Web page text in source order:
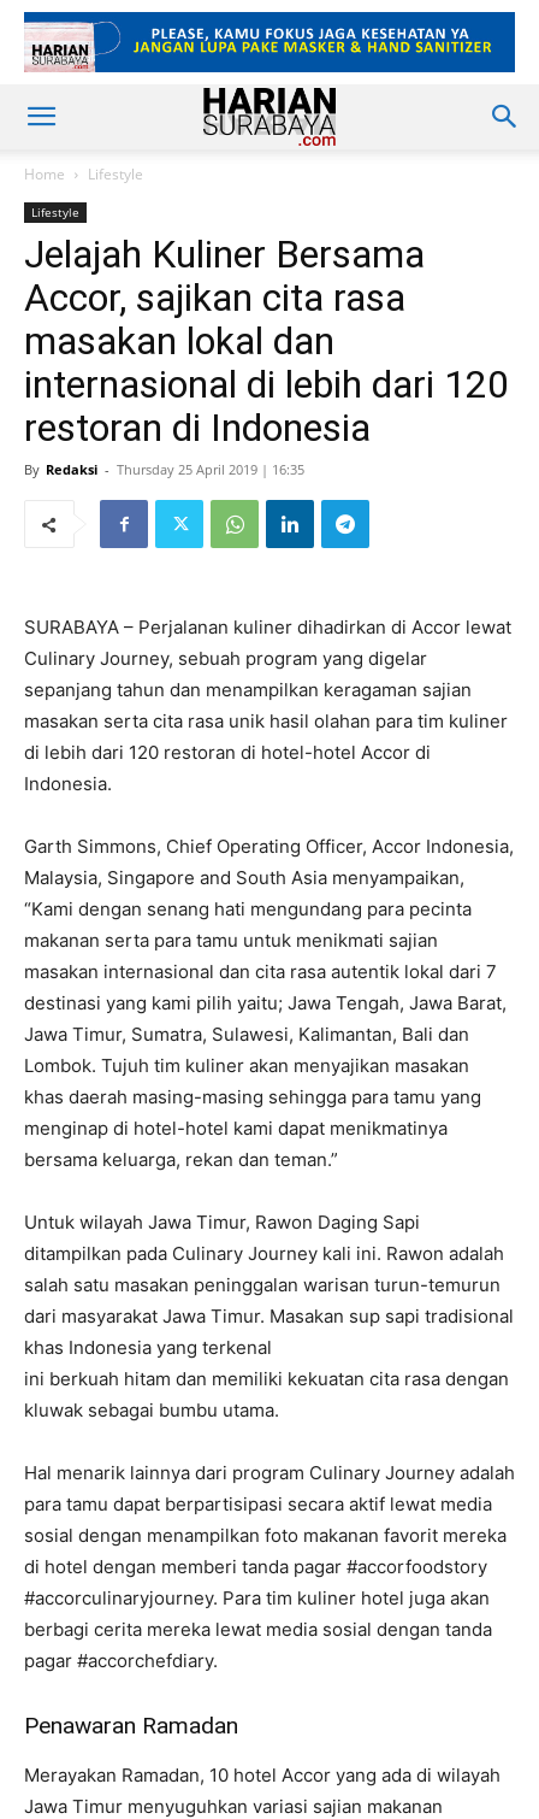
Home Lifestyle
Lifestyle
Jelajah Kuliner Bersama
Accor, sajikan cita rasa
masakan lokal dan
internasional di lebih dari 120
restoran di Indonesia
By Redaksi - Thursday 25 April 2019 | 16:35
SURABAYA – Perjalanan kuliner dihadirkan di Accor lewat
Culinary Journey, sebuah program yang digelar
sepanjang tahun dan menampilkan keragaman sajian
masakan serta cita rasa unik hasil olahan para tim kuliner
di lebih dari 120 restoran di hotel-hotel Accor di
Indonesia.
Garth Simmons, Chief Operating Officer, Accor Indonesia,
Malaysia, Singapore and South Asia menyampaikan,
“Kami dengan senang hati mengundang para pecinta
makanan serta para tamu untuk menikmati sajian
masakan internasional dan cita rasa autentik lokal dari 7
destinasi yang kami pilih yaitu; Jawa Tengah, Jawa Barat,
Jawa Timur, Sumatra, Sulawesi, Kalimantan, Bali dan
Lombok. Tujuh tim kuliner akan menyajikan masakan
khas daerah masing-masing sehingga para tamu yang
menginap di hotel-hotel kami dapat menikmatinya
bersama keluarga, rekan dan teman.”
Untuk wilayah Jawa Timur, Rawon Daging Sapi
ditampilkan pada Culinary Journey kali ini. Rawon adalah
salah satu masakan peninggalan warisan turun-temurun
dari masyarakat Jawa Timur. Masakan sup sapi tradisional
khas Indonesia yang terkenal
ini berkuah hitam dan memiliki kekuatan cita rasa dengan
kluwak sebagai bumbu utama.
Hal menarik lainnya dari program Culinary Journey adalah
para tamu dapat berpartisipasi secara aktif lewat media
sosial dengan menampilkan foto makanan favorit mereka
di hotel dengan memberi tanda pagar #accorfoodstory
#accorculinaryjourney. Para tim kuliner hotel juga akan
berbagi cerita mereka lewat media sosial dengan tanda
pagar #accorchefdiary.
Penawaran Ramadan
Merayakan Ramadan, 10 hotel Accor yang ada di wilayah
Jawa Timur menyuguhkan variasi sajian makanan